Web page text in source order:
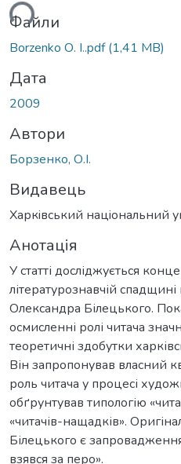
Файли
Borzenko О. I..pdf(1,41 MB)
Дата
2009
Автори
Борзенко, О.І.
Видавець
Харкiвський нацiональний
Анотація
У статті досліджується
літературознавчій
Олександра Білецького.
осмисленні ролі читача
теоретичні здобутки
Він запропонував власний
роль читача у процесі
обґрунтував типологію
«читачів-нащадків».
Білецького є
взявся за перо».